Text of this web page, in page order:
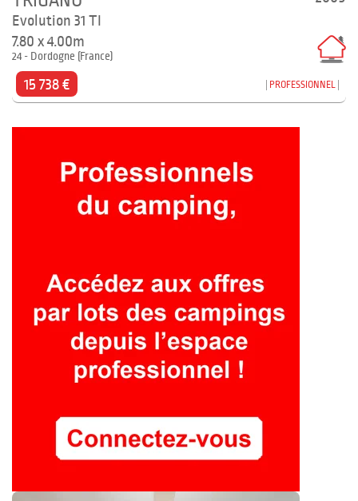
Evolution 31 TI
7.80 x 4.00m
24 - Dordogne (France)
15 738 € PROFESSIONNEL